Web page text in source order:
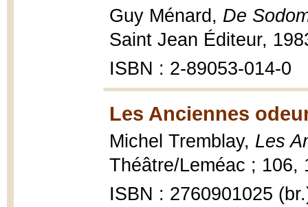
Guy Ménard, De
Saint Jean Éditeur,
ISBN : 2-89053-014-0
Les Anciennes
Michel Tremblay, Les
Théâtre/Leméac ; 106,
ISBN : 2760901025